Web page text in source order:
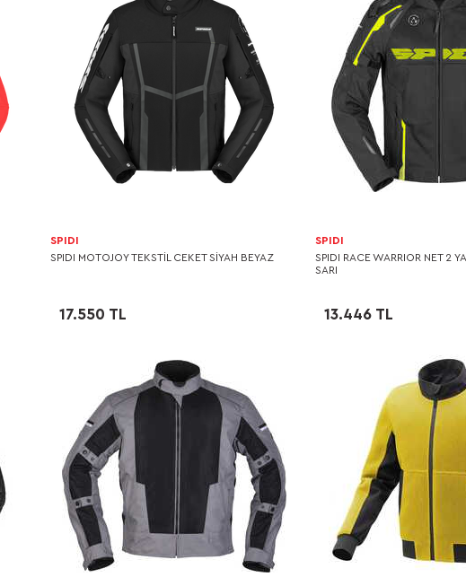
SPIDI
SPIDI MOTOJOY TEKSTİL CEKET SİYAH BEYAZ
17.550 TL
SPIDI
SPIDI RACE WARRIOR NET 2
SARI
13.446 TL